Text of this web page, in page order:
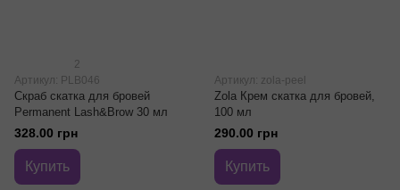
2
Артикул: PLB046
Скраб скатка для бровей
Permanent Lash&Brow 30 мл
328.00 грн
Купить
Артикул: zola-peel
Zola Крем скатка для бровей,
100 мл
290.00 грн
Купить